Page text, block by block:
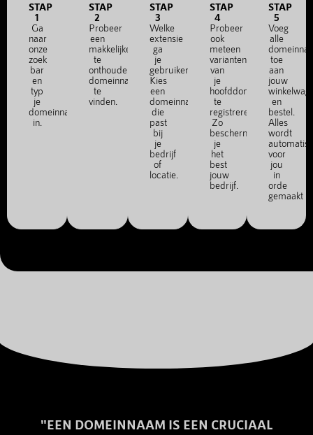
STAP
1
Ga
naar
onze
zoek
bar
en
typ
je
domeinnaam
in.
STAP
2
Probeer
een
makkelijke
te
onthouden
domeinnaam
te
vinden.
STAP
3
Welke
extensie
ga
je
gebruiken?
Kies
een
domeinnaam
die
past
bij
je
bedrijf
of
locatie.
STAP
4
Probeer
ook
meteen
varianten
van
je
hoofddomein
te
registreren.
Zo
bescherm
je
het
best
jouw
bedrijf.
STAP
5
Voeg
alle
toe
aan
jouw
en
bestel.
Alles
wordt
voor
jou
in
orde
gemaakt
"EEN DOMEINNAAM IS EEN CRUCIAAL